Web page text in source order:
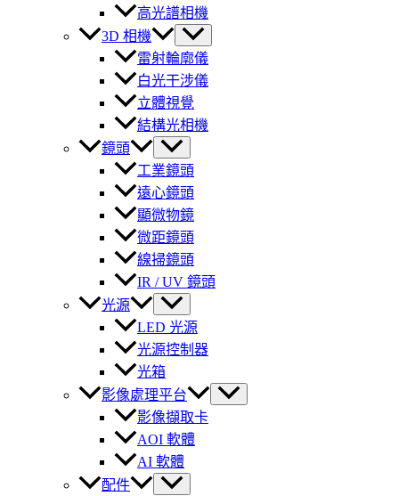
高光譜相機
3D 相機
雷射輪廓儀
白光干涉儀
立體視覺
結構光相機
鏡頭
工業鏡頭
遠心鏡頭
顯微物鏡
微距鏡頭
線掃鏡頭
IR / UV 鏡頭
光源
LED 光源
光源控制器
光箱
影像處理平台
影像擷取卡
AOI 軟體
AI 軟體
配件